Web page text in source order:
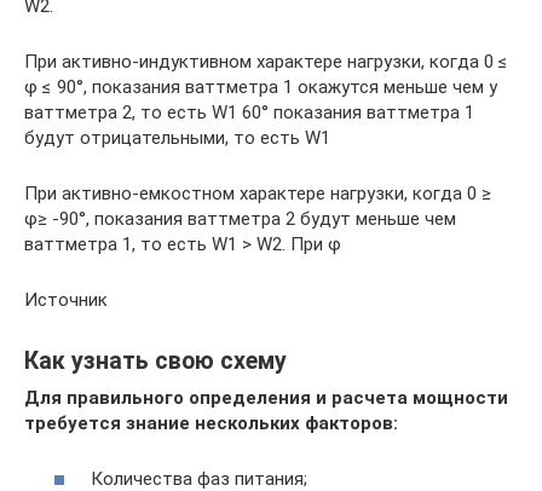
W2.
При активно-индуктивном характере нагрузки, когда 0 ≤
φ ≤ 90°, показания ваттметра 1 окажутся меньше чем у
ваттметра 2, то есть W1 60° показания ваттметра 1
будут отрицательными, то есть W1
При активно-емкостном характере нагрузки, когда 0 ≥
φ≥ -90°, показания ваттметра 2 будут меньше чем
ваттметра 1, то есть W1 > W2. При φ
Источник
Как узнать свою схему
Для правильного определения и расчета мощности
требуется знание нескольких факторов:
Количества фаз питания;